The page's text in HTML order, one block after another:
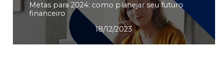
Metas para 2024: como planejar seu futuro
financeiro
18/12/2023